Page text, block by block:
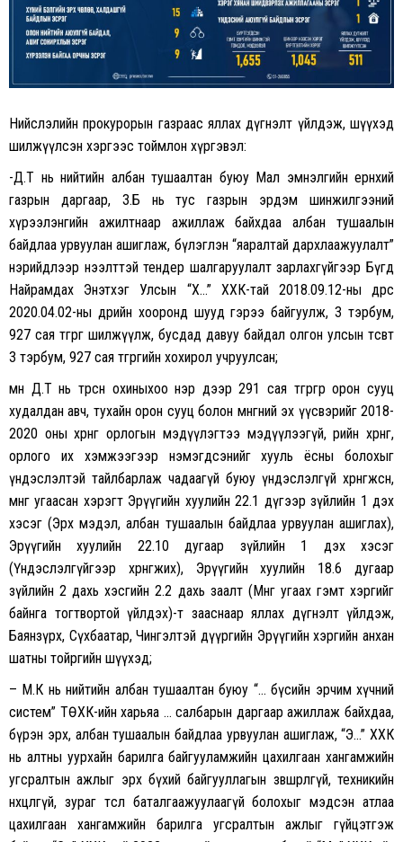
Нийслэлийн прокурорын газраас яллах дүгнэлт үйлдэж, шүүхэд
шилжүүлсэн хэргээс тоймлон хүргэвэл:
-Д.Т нь нийтийн албан тушаалтан буюу Мал эмнэлгийн ерөнхий
газрын даргаар, З.Б нь тус газрын эрдэм шинжилгээний
хүрээлэнгийн ажилтнаар ажиллаж байхдаа албан тушаалын
байдлаа урвуулан ашиглаж, бүлэглэн “яаралтай дархлаажуулалт”
нэрийдлээр нээлттэй тендер шалгаруулалт зарлахгүйгээр Бүгд
Найрамдах Энэтхэг Улсын “Х…” ХХК-тай 2018.09.12-ны өдрөөс
2020.04.02-ны өдрийн хооронд шууд гэрээ байгуулж, 3 тэрбум,
927 сая төгрөг шилжүүлж, бусдад давуу байдал олгон улсын төсөвт
3 тэрбум, 927 сая төгрөгийн хохирол учруулсан;
мөн Д.Т нь төрсөн охиныхоо нэр дээр 291 сая төгрөгөөр орон сууц
худалдан авч, тухайн орон сууц болон мөнгөний эх үүсвэрийг 2018-
2020 оны хөрөнгө орлогын мэдүүлэгтээ мэдүүлээгүй, өөрийн хөрөнгө,
орлого их хэмжээгээр нэмэгдсэнийг хууль ёсны болохыг
үндэслэлтэй тайлбарлаж чадаагүй буюу үндэслэлгүй хөрөнгөжсөн,
мөнгө угаасан хэрэгт Эрүүгийн хуулийн 22.1 дүгээр зүйлийн 1 дэх
хэсэг (Эрх мэдэл, албан тушаалын байдлаа урвуулан ашиглах),
Эрүүгийн хуулийн 22.10 дугаар зүйлийн 1 дэх хэсэг
(Үндэслэлгүйгээр хөрөнгөжих), Эрүүгийн хуулийн 18.6 дугаар
зүйлийн 2 дахь хэсгийн 2.2 дахь заалт (Мөнгө угаах гэмт хэргийг
байнга тогтвортой үйлдэх)-т зааснаар яллах дүгнэлт үйлдэж,
Баянзүрх, Сүхбаатар, Чингэлтэй дүүргийн Эрүүгийн хэргийн анхан
шатны тойргийн шүүхэд;
– М.К нь нийтийн албан тушаалтан буюу “… бүсийн эрчим хүчний
систем” ТӨХК-ийн харьяа … салбарын даргаар ажиллаж байхдаа,
бүрэн эрх, албан тушаалын байдлаа урвуулан ашиглаж, “Э…” ХХК
нь алтны уурхайн барилга байгууламжийн цахилгаан хангамжийн
угсралтын ажлыг эрх бүхий байгууллагын зөвшөөрөлгүй, техникийн
нөхцөлгүй, зураг төслөө баталгаажуулаагүй болохыг мэдсэн атлаа
цахилгаан хангамжийн барилга угсралтын ажлыг гүйцэтгэж